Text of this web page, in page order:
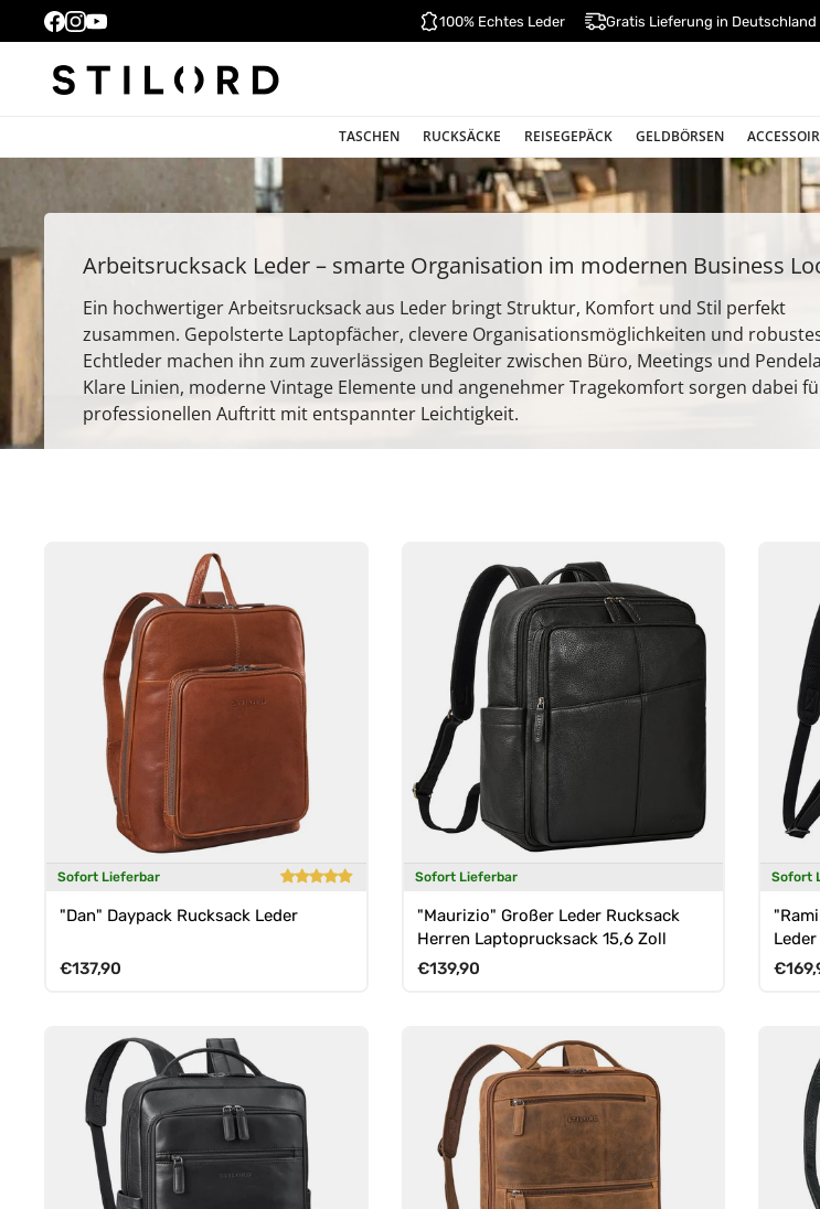
100% Echtes Leder Gratis Lieferung in Deutschland
TASCHEN RUCKSÄCKE REISEGEPÄCK GELDBÖRSEN
Arbeitsrucksack Leder – smarte Organisation im modernen Business
Ein hochwertiger Arbeitsrucksack aus Leder bringt Struktur, Komfort und Stil perfekt
zusammen. Gepolsterte Laptopfächer, clevere Organisationsmöglichkeiten und
Echtleder machen ihn zum zuverlässigen Begleiter zwischen Büro, Meetings und
Klare Linien, moderne Vintage Elemente und angenehmer Tragekomfort sorgen dabei
professionellen Auftritt mit entspannter Leichtigkeit.
Sofort Lieferbar
"Dan" Daypack Rucksack Leder
Normaler Preis
€137,90
Sofort Lieferbar
"Maurizio" Großer Leder Rucksack
Herren Laptoprucksack 15,6 Zoll
Normaler Preis
€139,90
Sofort